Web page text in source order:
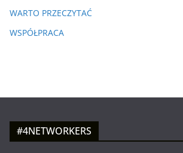
WARTO PRZECZYTAĆ
WSPÓŁPRACA
#4NETWORKERS